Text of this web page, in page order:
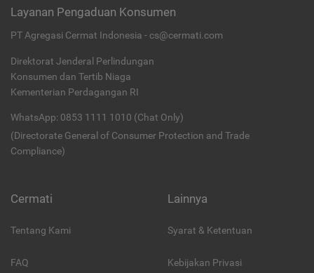
Layanan Pengaduan Konsumen
PT Agregasi Cermat Indonesia - cs@cermati.com
Direktorat Jenderal Perlindungan
Konsumen dan Tertib Niaga
Kementerian Perdagangan RI
WhatsApp: 0853 1111 1010 (Chat Only)
(Directorate General of Consumer Protection and Trade
Compliance)
Cermati
Tentang Kami
FAQ
Lainnya
Syarat & Ketentuan
Kebijakan Privasi